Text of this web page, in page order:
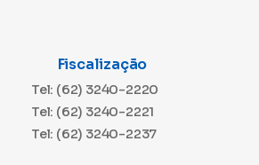
Fiscalização
Tel: (62) 3240-2220
Tel: (62) 3240-2221
Tel: (62) 3240-2237